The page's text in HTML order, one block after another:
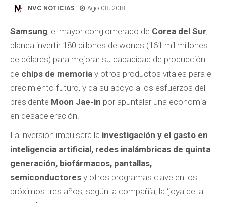
NVC NOTICIAS Ago 08, 2018
Samsung, el mayor conglomerado de Corea del Sur,
planea invertir 180 billones de wones (161 mil millones
de dólares) para mejorar su capacidad de producción
de chips de memoria y otros productos vitales para el
crecimiento futuro, y da su apoyo a los esfuerzos del
presidente Moon Jae-in por apuntalar una economía
en desaceleración.
La inversión impulsará la investigación y el gasto en
inteligencia artificial, redes inalámbricas de quinta
generación, biofármacos, pantallas,
semiconductores y otros programas clave en los
próximos tres años, según la compañía, la ‘joya de la